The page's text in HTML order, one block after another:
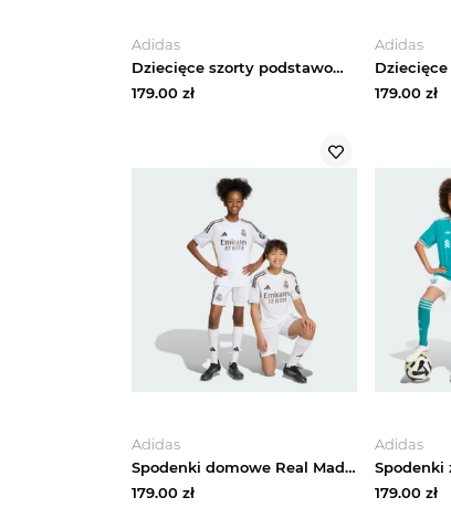
Adidas
Dziecięce szorty podstawowe Arsenal FC 26 / 27 Adidas biały
179.00 zł
Adidas
179.00zł
Adidas
Spodenki domowe Real Madryt 25 / 26 Adidas biały
179.00 zł
Adidas
179.00zł